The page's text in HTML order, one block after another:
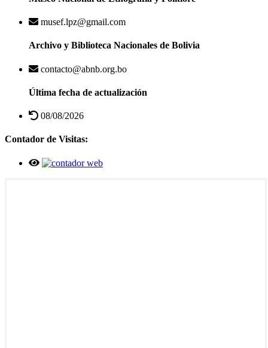
musef.lpz@gmail.com
Archivo y Biblioteca Nacionales de Bolivia
contacto@abnb.org.bo
Última fecha de actualización
08/08/2026
Contador de Visitas: